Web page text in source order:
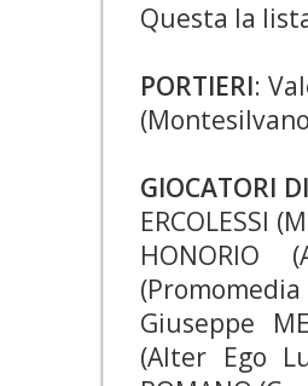
Questa la
PORTIERI:
GIOCATORI
ERCOLESSI
HONORIO
Giuseppe
(Alter Ego